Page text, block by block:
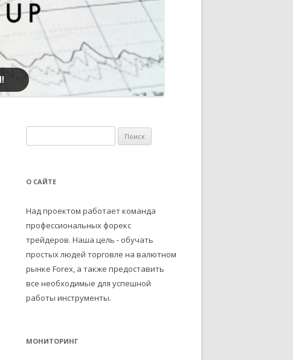
а
т
:
О САЙТЕ
Над проектом работает команда
профессиональных форекс
трейдеров. Наша цель - обучать
простых людей торговле на валютном
рынке Forex, а также предоставить
все необходимые для успешной
работы инструменты.
МОНИТОРИНГ